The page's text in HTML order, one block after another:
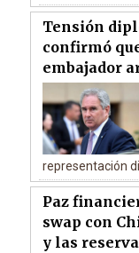
Tensión
confirmó
embajador
representación
Paz
swap con
y las